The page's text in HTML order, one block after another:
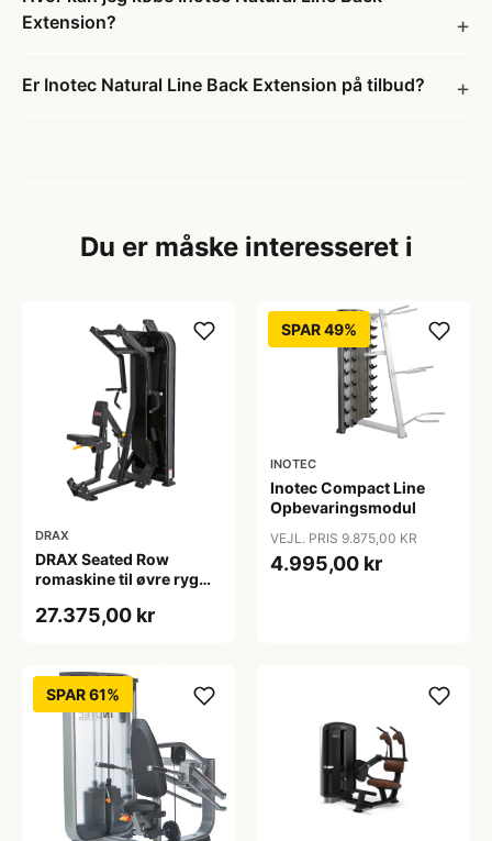
Extension?
Er Inotec Natural Line Back Extension på tilbud?
Du er måske interesseret i
DRAX
DRAX Seated Row
romaskine til øvre ryg
vægtmagasin
27.375,00 kr
SPAR 49%
INOTEC
Inotec Compact Line
Opbevaringsmodul
VEJL. PRIS 9.875,00 KR
4.995,00 kr
SPAR 61%